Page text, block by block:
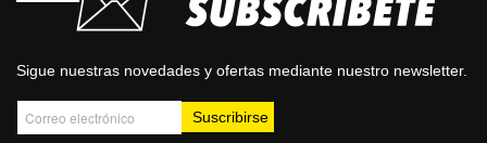
Sigue nuestras novedades y ofertas mediante nuestro newsletter.